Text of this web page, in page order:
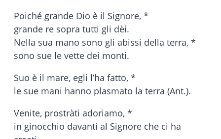
Poiché grande Dio è il Signore, *
grande re sopra tutti gli dèi.
Nella sua mano sono gli abissi della terra, *
sono sue le vette dei monti.
Suo è il mare, egli l’ha fatto, *
le sue mani hanno plasmato la terra (Ant.).
Venite, prostràti adoriamo, *
in ginocchio davanti al Signore che ci ha